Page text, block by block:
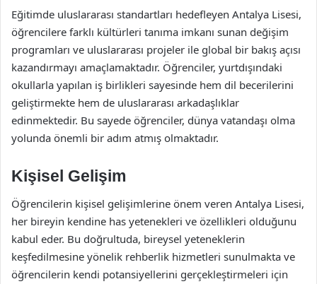
Eğitimde uluslararası standartları hedefleyen Antalya Lisesi,
öğrencilere farklı kültürleri tanıma imkanı sunan değişim
programları ve uluslararası projeler ile global bir bakış açısı
kazandırmayı amaçlamaktadır. Öğrenciler, yurtdışındaki
okullarla yapılan iş birlikleri sayesinde hem dil becerilerini
geliştirmekte hem de uluslararası arkadaşlıklar
edinmektedir. Bu sayede öğrenciler, dünya vatandaşı olma
yolunda önemli bir adım atmış olmaktadır.
Kişisel Gelişim
Öğrencilerin kişisel gelişimlerine önem veren Antalya Lisesi,
her bireyin kendine has yetenekleri ve özellikleri olduğunu
kabul eder. Bu doğrultuda, bireysel yeteneklerin
keşfedilmesine yönelik rehberlik hizmetleri sunulmakta ve
öğrencilerin kendi potansiyellerini gerçekleştirmeleri için